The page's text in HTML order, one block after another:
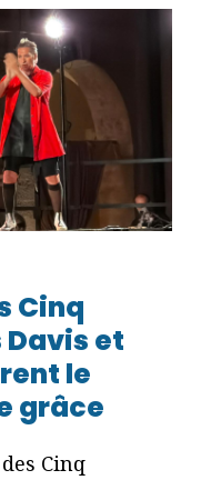
Cinq
et
le
grâce
Cinq